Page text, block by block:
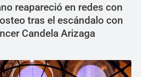
reapareció en redes con
tras el escándalo con
Candela Arizaga